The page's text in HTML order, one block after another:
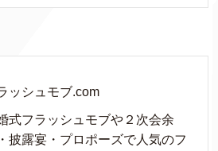
ッシュモブ.com
式フラッシュモブや２次会余
披露宴・プロポーズで人気のフ